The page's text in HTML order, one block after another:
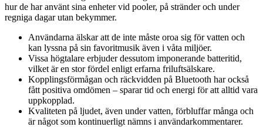
hur de har använt sina enheter vid pooler, på stränder och under
regniga dagar utan bekymmer.
Användarna älskar att de inte måste oroa sig för vatten och
kan lyssna på sin favoritmusik även i våta miljöer.
Vissa högtalare erbjuder dessutom imponerande batteritid,
vilket är en stor fördel enligt erfarna friluftsälskare.
Kopplingsförmågan och räckvidden på Bluetooth har också
fått positiva omdömen – sparar tid och energi för att alltid vara
uppkopplad.
Kvaliteten på ljudet, även under vatten, förbluffar många och
är något som kontinuerligt nämns i användarkommentarer.